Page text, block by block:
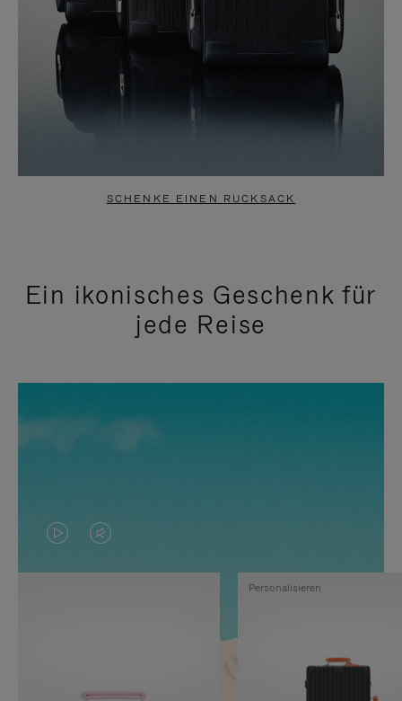
SCHENKE EINEN RUCKSACK
Ein ikonisches Geschenk für
jede Reise
DAS
VIDEO
VIDEO
IST
Personalisieren